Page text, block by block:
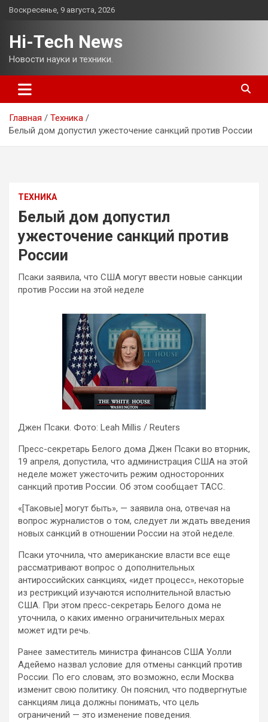
Перейти
Воскресенье, 9 августа, 2026
Hi-Tech News
Новости науки и техники.
Главная
Техника
Белый дом допустил ужесточение санкций против России
ТЕХНИКА
Белый дом допустил
ужесточение санкций против
России
Псаки заявила, что США могут ввести новые санкции
против России на этой неделе
Джен Псаки. Фото: Leah Millis / Reuters
Пресс-секретарь Белого дома Джен Псаки во вторник,
19 апреля, допустила, что администрация США на этой
неделе может ужесточить режим односторонних
санкций против России. Об этом сообщает ТАСС.
«[Таковые] могут быть», — заявила она, отвечая на
вопрос журналистов о том, следует ли ждать введения
новых санкций в отношении России на этой неделе.
Псаки уточнила, что американские власти все еще
рассматривают вопрос о дополнительных
антироссийских санкциях, «идет процесс», некоторые
из рестрикций изучаются исполнительной властью
США. При этом пресс-секретарь Белого дома не
уточнила, о каких именно ограничительных мерах
может идти речь.
Ранее заместитель министра финансов США Уолли
Адейемо назвал условие для отмены санкций против
России. По его словам, это возможно, если Москва
изменит свою политику. Он пояснил, что подвергнутые
санкциям лица должны понимать, что цель
ограничений — это изменение поведения.